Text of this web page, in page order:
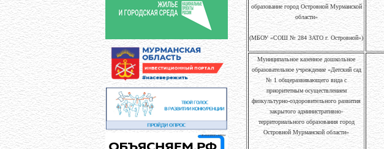
образование город Островной Мурманской
области»
(МБОУ «СОШ № 284 ЗАТО г. Островной»)
Муниципальное казенное дошкольное
образовательное учреждение «Детский сад
№ 1 общеразвивающего вида с
приоритетным осуществлением
физкультурно-оздоровительного развития
закрытого административно-
территориального образования город
Островной Мурманской области»